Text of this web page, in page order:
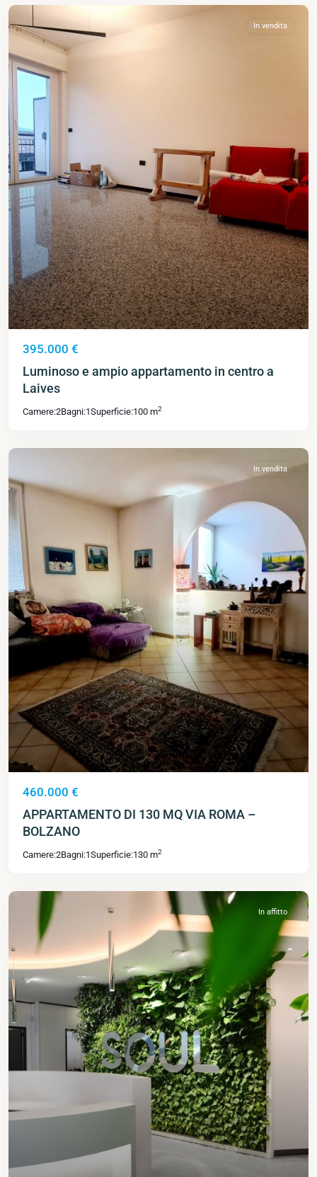
In vendita
395.000 €
Luminoso e ampio appartamento in centro a
Laives
Camere:2Bagni:1Superficie:100 m2
In vendita
460.000 €
APPARTAMENTO DI 130 MQ VIA ROMA –
BOLZANO
Camere:2Bagni:1Superficie:130 m2
In affitto